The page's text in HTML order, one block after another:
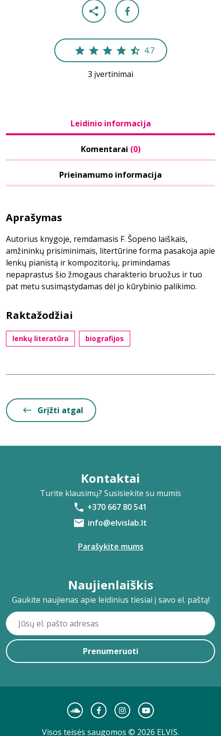
4.7
3 įvertinimai
Leidinio informacija
Komentarai (0)
Prieinamumo informacija
Aprašymas
Autorius knygoje, remdamasis F. Šopeno laiškais,
amžininkų prisiminimais, litertūrine forma pasakoja apie
lenkų pianistą ir kompozitorių, primindamas
nepaprastus šio žmogaus charakterio bruožus ir tuo
pat metu susimąstydamas dėl jo kūrybinio palikimo.
Raktažodžiai
lenkų literatūra biografijos
Grįžti atgal
Kontaktai
Turite klausimų? Susisiekite su mumis
+370 667 80 541
info@elvislab.lt
Parašykite mums
Naujienlaiškis
Gaukite naujienas apie leidinius tiesiai į savo el. paštą!
Prenumeruoti
Visos teisės saugomos © 2026 ELVIS.